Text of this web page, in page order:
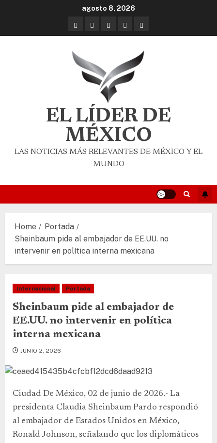
agosto 8, 2026
EL LÍDER DE
MÉXICO
LAS NOTICIAS MÁS RELEVANTES DE MÉXICO Y EL
MUNDO
Home
Portada
Sheinbaum pide al embajador de EE.UU. no
intervenir en política interna mexicana
Internacional Portada
Sheinbaum pide al embajador de
EE.UU. no intervenir en política
interna mexicana
JUNIO 2, 2026
Ciudad De México, 02 de junio de 2026.- La
presidenta Claudia Sheinbaum Pardo respondió
al embajador de Estados Unidos en México,
Ronald Johnson, señalando que los diplomáticos